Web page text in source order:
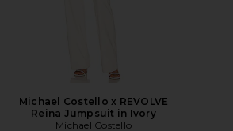
Michael Costello x REVOLVE
Reina Jumpsuit in Ivory
Michael Costello